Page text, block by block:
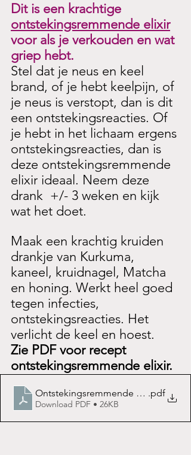
Dit is een krachtige
ontstekingsremmende elixir
voor als je verkouden en wat
griep hebt.
Stel dat je neus en keel
brand, of je hebt keelpijn, of
je neus is verstopt, dan is dit
een ontstekingsreacties. Of
je hebt in het lichaam ergens
ontstekingsreacties, dan is
deze ontstekingsremmende
elixir ideaal. Neem deze
drank  +/- 3 weken en kijk
wat het doet.
Maak een krachtig kruiden
drankje van Kurkuma,
kaneel, kruidnagel, Matcha
en honing. Werkt heel goed
tegen infecties,
ontstekingsreacties. Het
verlicht de keel en hoest.
Zie PDF voor recept
ontstekingsremmende elixir.
Ontstekingsremmende Elixir.pdf
Download PDF • 26KB